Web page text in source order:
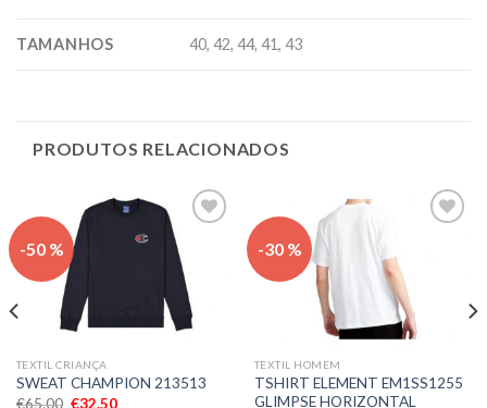
TAMANHOS 40, 42, 44, 41, 43
PRODUTOS RELACIONADOS
-50 %
Adicionar
aos meus
desejos
TEXTIL CRIANÇA
SWEAT CHAMPION 213513
€65.00 €32.50
-30 %
TEXTIL HOMEM
TSHIRT ELEMENT EM1SS1255
GLIMPSE HORIZONTAL